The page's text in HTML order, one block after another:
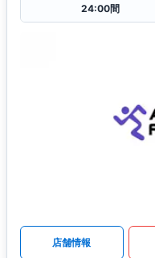
24:00間
店舗情報